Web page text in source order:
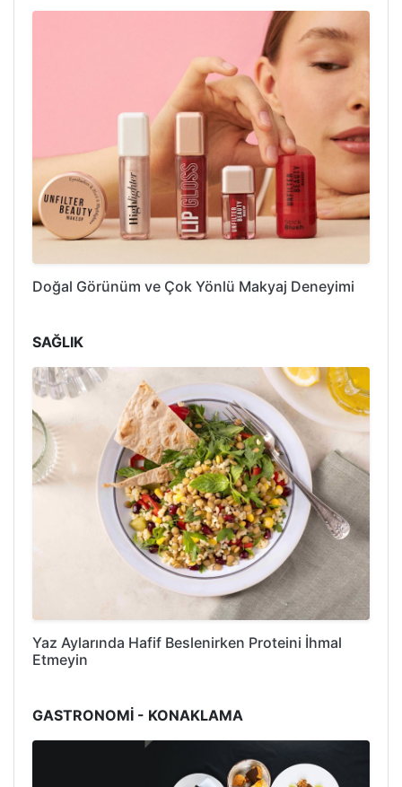
Doğal Görünüm ve Çok Yönlü Makyaj Deneyimi
SAĞLIK
Yaz Aylarında Hafif Beslenirken Proteini İhmal
Etmeyin
GASTRONOMİ - KONAKLAMA